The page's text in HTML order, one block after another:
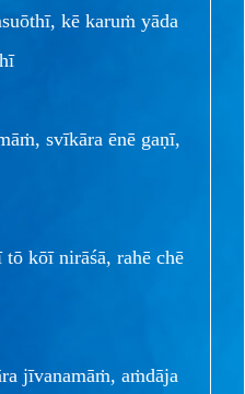
kē karuṁ yāda
svīkāra ēnē gaṇī,
kōī nirāśā, rahē chē
jīvanamāṁ, aṁdāja